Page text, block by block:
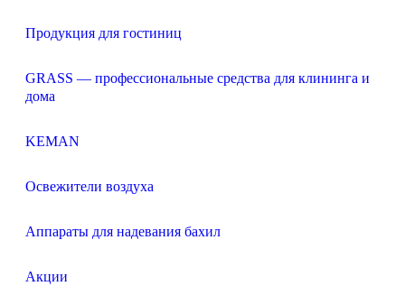
Продукция для гостиниц
GRASS — профессиональные средства для клининга и
дома
KEMAN
Освежители воздуха
Аппараты для надевания бахил
Акции